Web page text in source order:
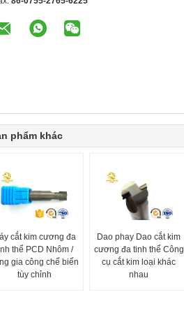
phẩm khác
cắt kim cương đa
thể PCD Nhôm /
gia công chế biến
tùy chỉnh
Dao phay Dao cắt kim
cương đa tinh thể Công
cụ cắt kim loại khác
nhau